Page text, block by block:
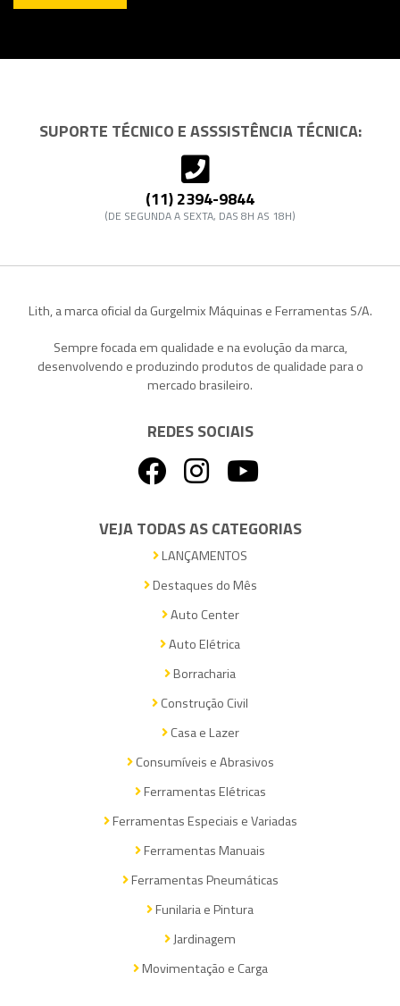
SUPORTE TÉCNICO E ASSSISTÊNCIA TÉCNICA:
(11) 2394-9844
(DE SEGUNDA A SEXTA, DAS 8H AS 18H)
Lith, a marca oficial da Gurgelmix Máquinas e Ferramentas S/A.
Sempre focada em qualidade e na evolução da marca,
desenvolvendo e produzindo produtos de qualidade para o
mercado brasileiro.
REDES SOCIAIS
VEJA TODAS AS CATEGORIAS
LANÇAMENTOS
Destaques do Mês
Auto Center
Auto Elétrica
Borracharia
Construção Civil
Casa e Lazer
Consumíveis e Abrasivos
Ferramentas Elétricas
Ferramentas Especiais e Variadas
Ferramentas Manuais
Ferramentas Pneumáticas
Funilaria e Pintura
Jardinagem
Movimentação e Carga